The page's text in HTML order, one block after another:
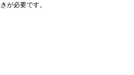
が必要です。